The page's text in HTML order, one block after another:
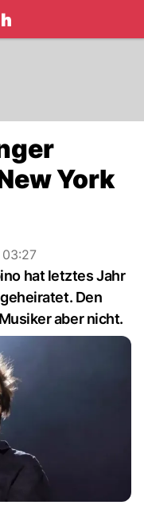
York
hat letztes Jahr
Den
aber nicht.